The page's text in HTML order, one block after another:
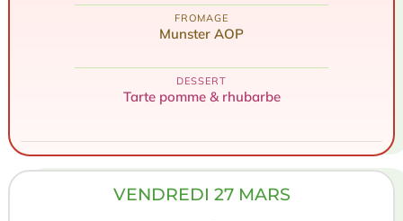
FROMAGE
Munster AOP
DESSERT
Tarte pomme & rhubarbe
VENDREDI 27 MARS